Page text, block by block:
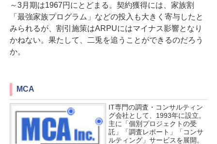
～3月期は1967円にとどまる。契約獲得には、家族割
「最強家族プログラム」などの投入も大きく寄与したと
みられるが、割引施策はARPUにはマイナス影響となり
かねない。果たして、二兎を追うことができるのだろう
か。
MCA
IT専門の調査・コンサルティン
グ会社として、1993年に設立。
主に「個別プロジェクトの受
託」「調査レポート」「コンサ
ルティング」サービスを展開。